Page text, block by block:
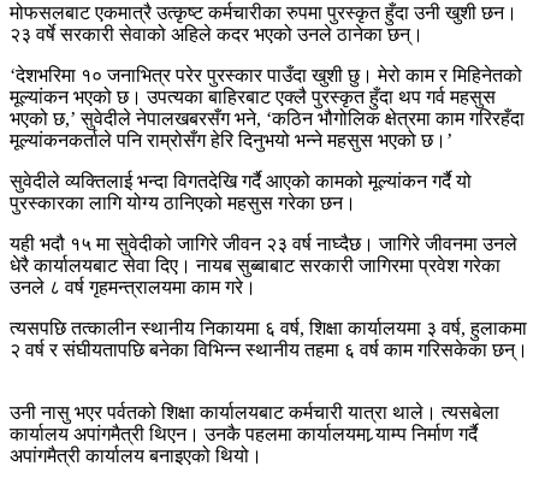
मोफसलबाट एकमात्रै उत्कृष्ट कर्मचारीका रुपमा पुरस्कृत हुँदा उनी खुशी छन।
२३ वर्षे सरकारी सेवाको अहिले कदर भएको उनले ठानेका छन्।
‘देशभरिमा १० जनाभित्र परेर पुरस्कार पाउँदा खुशी छु। मेरो काम र मिहिनेतको
मूल्यांकन भएको छ। उपत्यका बाहिरबाट एक्लै पुरस्कृत हुँदा थप गर्व महसुस
भएको छ,’ सुवेदीले नेपालखबरसँग भने, ‘कठिन भौगोलिक क्षेत्रमा काम गरिरहँदा
मूल्यांकनकर्ताले पनि राम्रोसँग हेरि दिनुभयो भन्ने महसुस भएको छ।’
सुवेदीले व्यक्तिलाई भन्दा विगतदेखि गर्दै आएको कामको मूल्यांकन गर्दै यो
पुरस्कारका लागि योग्य ठानिएको महसुस गरेका छन।
यही भदौ १५ मा सुवेदीको जागिरे जीवन २३ वर्ष नाघ्दैछ। जागिरे जीवनमा उनले
धेरै कार्यालयबाट सेवा दिए। नायब सुब्बाबाट सरकारी जागिरमा प्रवेश गरेका
उनले ८ वर्ष गृहमन्त्रालयमा काम गरे।
त्यसपछि तत्कालीन स्थानीय निकायमा ६ वर्ष, शिक्षा कार्यालयमा ३ वर्ष, हुलाकमा
२ वर्ष र संघीयतापछि बनेका विभिन्न स्थानीय तहमा ६ वर्ष काम गरिसकेका छन्।
उनी नासु भएर पर्वतको शिक्षा कार्यालयबाट कर्मचारी यात्रा थाले। त्यसबेला
कार्यालय अपांगमैत्री थिएन। उनकै पहलमा कार्यालयमा र्‍याम्प निर्माण गर्दै
अपांगमैत्री कार्यालय बनाइएको थियो।